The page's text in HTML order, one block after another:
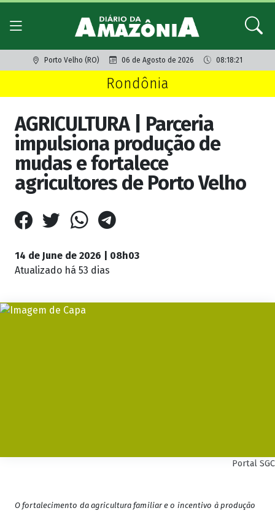
Porto Velho (RO) 06 de Agosto de 2026 08:18:21
Rondônia
AGRICULTURA | Parceria
impulsiona produção de
mudas e fortalece
agricultores de Porto Velho
14 de June de 2026 | 08h03
Atualizado há 53 dias
Portal SGC
O fortalecimento da agricultura familiar e o incentivo à produção